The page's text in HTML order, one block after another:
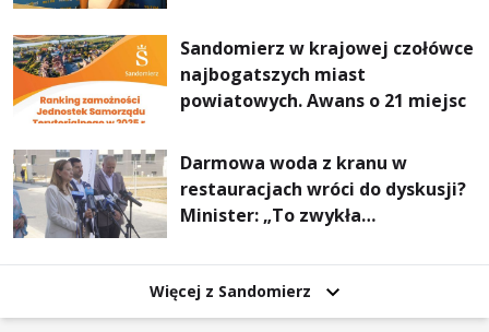
Sandomierz w krajowej czołówce
najbogatszych miast
powiatowych. Awans o 21 miejsc
Darmowa woda z kranu w
restauracjach wróci do dyskusji?
Minister: „To zwykła
Więcej z Sandomierz